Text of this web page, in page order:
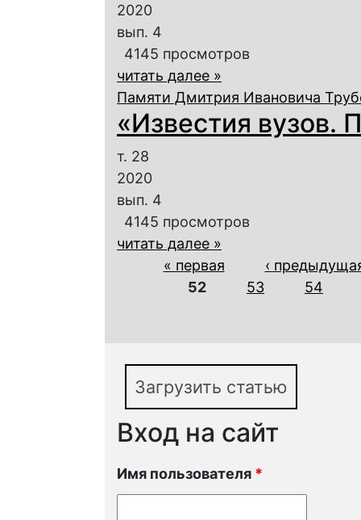
2020
вып. 4
4145 просмотров
читать далее »
Памяти Дмитрия Ивановича
«Известия
т. 28
2020
вып. 4
4145 просмотров
читать далее »
Страницы
« первая
‹
52
53 54
Загрузить статью
Вход на сайт
Имя пользователя *